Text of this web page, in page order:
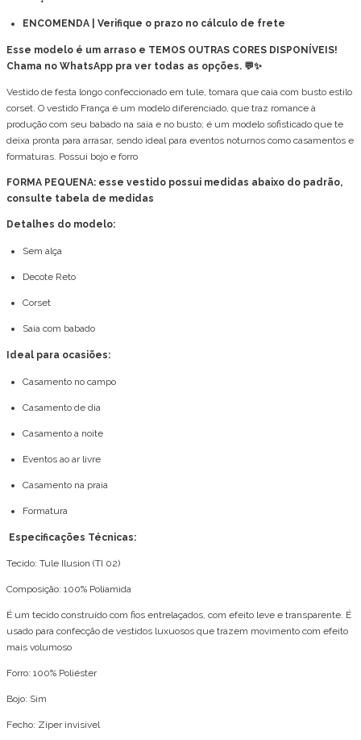
ENCOMENDA | Verifique o prazo no cálculo de frete
Esse modelo é um arraso e TEMOS OUTRAS CORES DISPONÍVEIS!
Chama no WhatsApp pra ver todas as opções. 💬✨
Vestido de festa longo confeccionado em tule, tomara que caia com busto estilo
corset. O vestido França é um modelo diferenciado, que traz romance à
produção com seu babado na saia e no busto; é um modelo sofisticado que te
deixa pronta para arrasar, sendo ideal para eventos noturnos como casamentos e
formaturas. Possui bojo e forro
FORMA PEQUENA: esse vestido possui medidas abaixo do padrão,
consulte tabela de medidas
Detalhes do modelo:
Sem alça
Decote Reto
Corset
Saia com babado
Ideal para ocasiões:
Casamento no campo
Casamento de dia
Casamento a noite
Eventos ao ar livre
Casamento na praia
Formatura
Especificações Técnicas:
Tecido: Tule Ilusion (TI 02)
Composição: 100% Poliamida
É um tecido construído com fios entrelaçados, com efeito leve e transparente. É
usado para confecção de vestidos luxuosos que trazem movimento com efeito
mais volumoso
Forro: 100% Poliéster
Bojo: Sim
Fecho: Zíper invisível